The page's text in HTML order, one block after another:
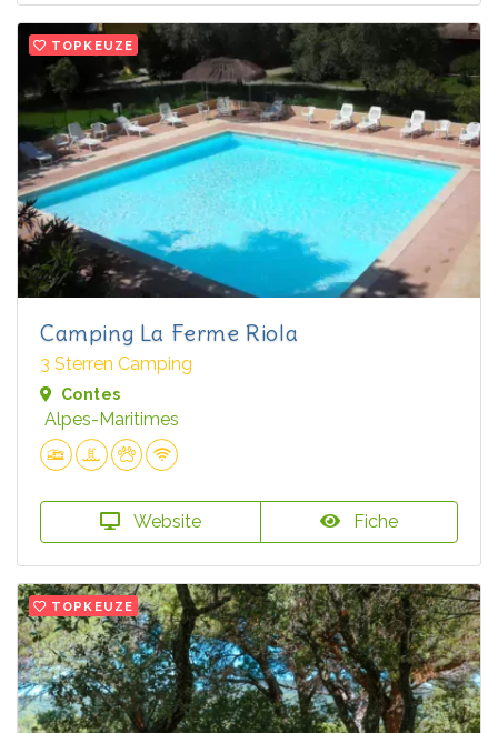
TOPKEUZE
Camping La Ferme Riola
3 Sterren Camping
Contes
Alpes-Maritimes
Website Fiche
TOPKEUZE